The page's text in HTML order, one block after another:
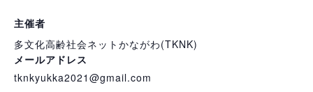
主催者
多文化高齢社会ネットかながわ(TKNK)
メールアドレス
tknkyukka2021@gmail.com